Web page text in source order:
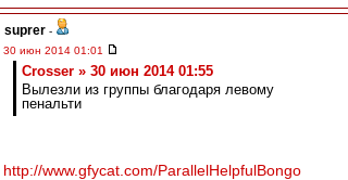
suprer -
30 июн 2014 01:01
Crosser » 30 июн 2014 01:55
Вылезли из группы благодаря левому
пенальти
http://www.gfycat.com/ParallelHelpfulBongo